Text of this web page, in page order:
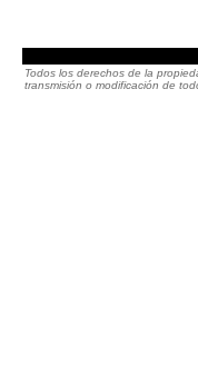
Todos los derechos de la
transmisión o modificación de